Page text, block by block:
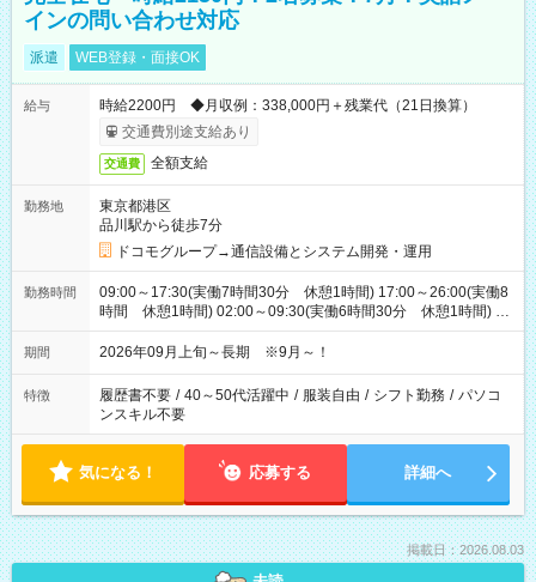
インの問い合わせ対応
派遣 WEB登録・面接OK
給与
時給2200円 ◆月収例：338,000円＋残業代（21日換算）
交通費別途支給あり
交通費 全額支給
勤務地
東京都港区
品川駅から徒歩7分
ドコモグループ→通信設備とシステム開発・運用
勤務時間
09:00～17:30(実働7時間30分 休憩1時間) 17:00～26:00(実働8
時間 休憩1時間) 02:00～09:30(実働6時間30分 休憩1時間) ※
日勤は就業時間1/夜勤は就業時間2.3を連続で行って頂きます
期間 2026年09月上旬～長期 ※9月～！
特徴 履歴書不要 / 40～50代活躍中 / 服装自由 / シフト勤務 / パソコ
ンスキル不要
気になる！ 応募する 詳細へ
掲載日：2026.08.03